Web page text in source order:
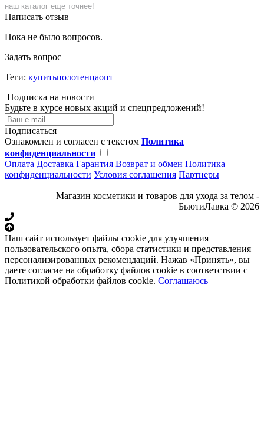
наш каталог еще точнее!
Написать отзыв
Пока не было вопросов.
Задать вопрос
Теги: купитьполотенцаопт
Подписка на новости
Будьте в курсе новых акций и спецпредложений!
Подписаться
Ознакомлен и согласен с текстом Политика
конфиденциальности
Оплата Доставка Гарантия Возврат и обмен Политика
конфиденциальности Условия соглашения Партнеры
Магазин косметики и товаров для ухода за телом -
БьютиЛавка © 2026
Наш сайт использует файлы cookie для улучшения
пользовательского опыта, сбора статистики и представления
персонализированных рекомендаций. Нажав «Принять», вы
даете согласие на обработку файлов cookie в соответствии с
Политикой обработки файлов cookie. Соглашаюсь